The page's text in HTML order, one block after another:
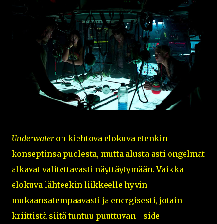
Underwateron kiehtova elokuva etenkin
konseptinsa puolesta, mutta alusta asti ongelmat
alkavat valitettavasti näyttäytymään. Vaikka
elokuva lähteekin liikkeelle hyvin
mukaansatempaavasti ja energisesti, jotain
kriittistä siitä tuntuu puuttuvan - side